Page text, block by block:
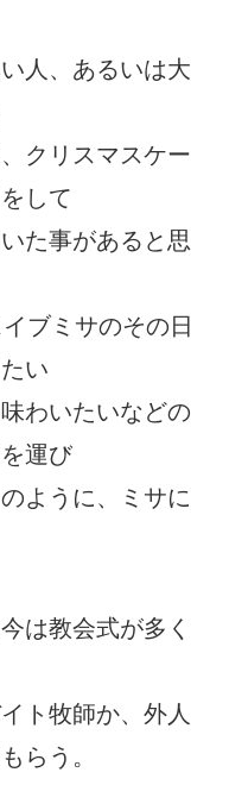
人、あるいは大
クリスマスケー
して
た事があると思
ブミサのその日
い
わいたいなどの
運び
ように、ミサに
は教会式が多く
ト牧師か、外人
らう。